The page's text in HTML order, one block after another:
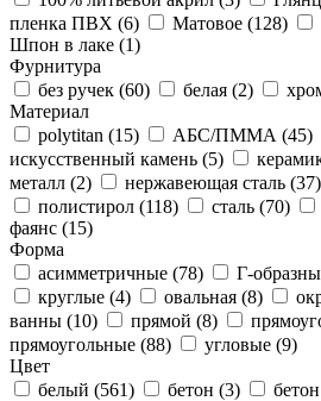
пленка ПВХ (6) Матовое (128)
Шпон в лаке (1)
Фурнитура
без ручек (60) белая (2)
Материал
polytitan (15) АБС/ПММА (45)
искусственный камень (5)
металл (2) нержавеющая сталь (37)
полистирол (118) сталь (70)
фаянс (15)
Форма
асимметричные (78) Г-
круглые (4) овальная (8)
ванны (10) прямой (8)
прямоугольные (88) угловые (9)
Цвет
белый (561) бетон (3)